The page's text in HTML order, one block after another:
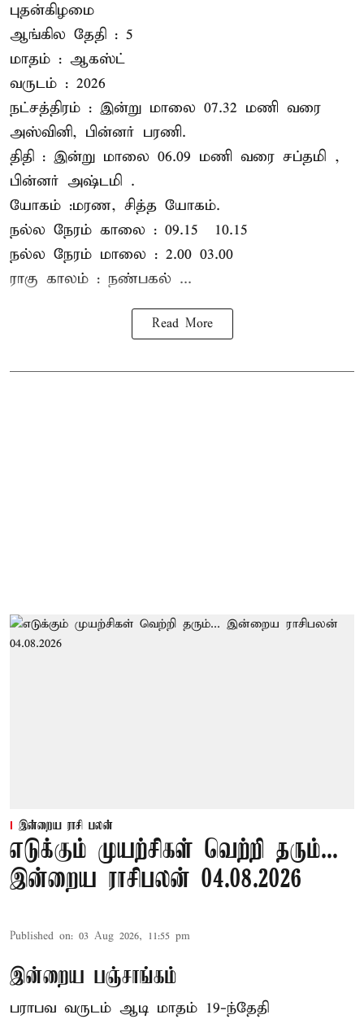
புதன்கிழமை
ஆங்கில தேதி : 5
மாதம் : ஆகஸ்ட்
வருடம் : 2026
நட்சத்திரம் : இன்று மாலை 07.32 மணி வரை
அஸ்வினி, பின்னர் பரணி.
திதி : இன்று மாலை 06.09 மணி வரை சப்தமி ,
பின்னர் அஷ்டமி .
யோகம் :மரண, சித்த யோகம்.
நல்ல நேரம் காலை : 09.15 – 10.15
நல்ல நேரம் மாலை : 2.00– 03.00
ராகு காலம் : நண்பகல் ...
Read More
இன்றைய ராசி பலன்
எடுக்கும் முயற்சிகள் வெற்றி தரும்...
இன்றைய ராசிபலன் 04.08.2026
Published on: 03 Aug 2026, 11:55 pm
இன்றைய பஞ்சாங்கம்
பராபவ வருடம் ஆடி மாதம் 19-ந்தேதி